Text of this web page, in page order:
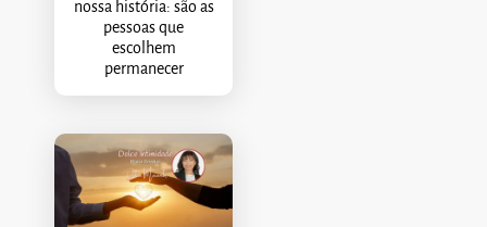
nossa história: são as
pessoas que
escolhem
permanecer